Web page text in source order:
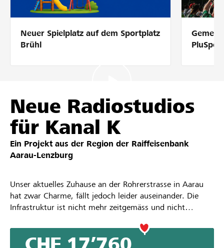
Hilfe & Support
Partner / Raiffeisenbank
Anmelden
Registrieren
Neuer Spielplatz auf dem Sportplatz
Brühl
Neue Radiostudios
für Kanal K
Ein Projekt aus der Region der Raiffeisenbank
Aarau-Lenzburg
Unser aktuelles Zuhause an der Rohrerstrasse in Aarau
hat zwar Charme, fällt jedoch leider auseinander. Die
Infrastruktur ist nicht mehr zeitgemäss und nicht
Erstmieterin in den KIFF-Neubau in Aarau. Unser Ziel ist
es, neue inklusive Radioinfrastruktur anzuschaffen. Für